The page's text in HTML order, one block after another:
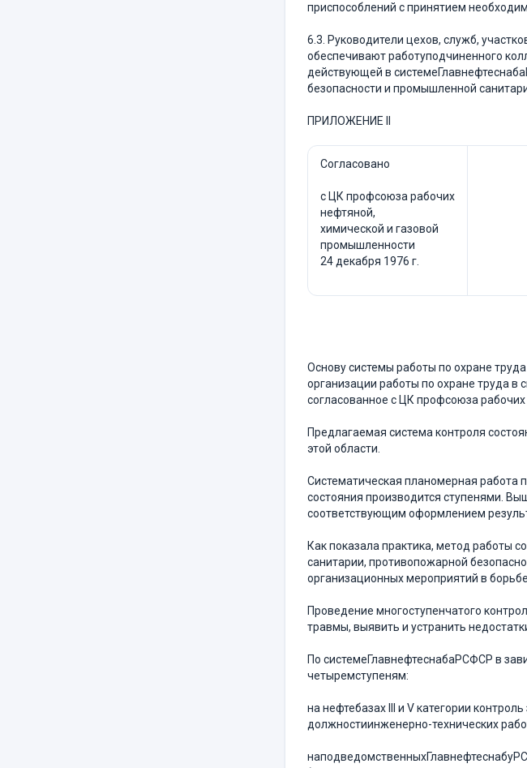
приспособлений с принятием
6.3. Руководители цехов, служб,
обеспечивают работуподчиненного
действующей в
безопасности и промышленной
ПРИЛОЖЕНИЕ II
Согласовано
с ЦК профсоюза рабочих
нефтяной,
химической и газовой
промышленности
24 декабря 1976 г.
Основу системы работы по охране
организации работы по охране труда
согласованное с ЦК профсоюза
Предлагаемая система контроля
этой области.
Систематическая планомерная работа
состояния производится ступенями.
соответствующим оформлением
Как показала практика, метод работы
санитарии, противопожарной
организационных мероприятий в
Проведение многоступенчатого
травмы, выявить и устранить
По системеГлавнефтеснабаРСФСР в
четыремступеням:
на нефтебазах III и V категории
должностиинженерно-технических